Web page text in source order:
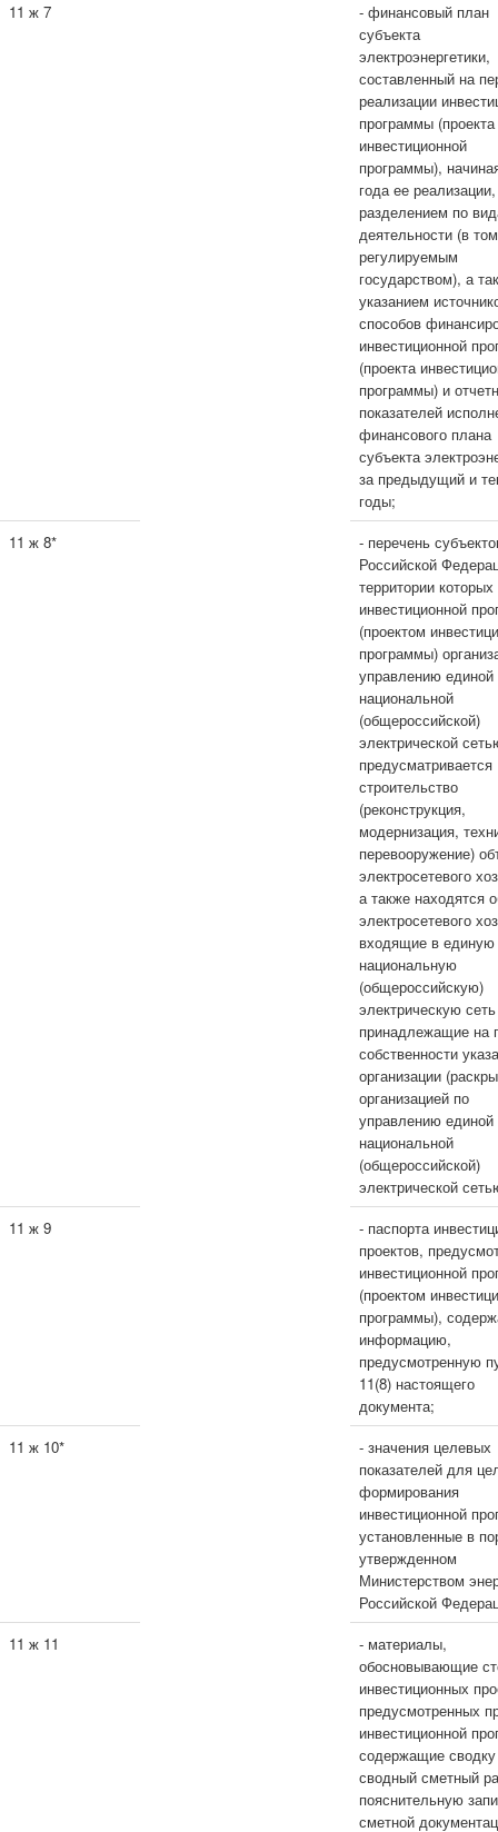
11 ж 7
- финансовый план
субъекта
электроэнергетики,
составленный на
реализации
программы (проекта
инвестиционной
программы),
года ее
разделением по
деятельности (в
регулируемым
государством), а
указанием
способов
инвестиционной
(проекта
программы) и
показателей
финансового плана
субъекта
за предыдущий и
годы;
11 ж 8*
- перечень
Российской
территории которых
инвестиционной
(проектом
программы)
управлению единой
национальной
(общероссийской)
электрической
предусматривается
строительство
(реконструкция,
модернизация,
перевооружение)
электросетевого
а также находятся
электросетевого
входящие в единую
национальную
(общероссийскую)
электрическую
принадлежащие на
собственности
организации
организацией по
управлению единой
национальной
(общероссийской)
электрической
11 ж 9
- паспорта
проектов,
инвестиционной
(проектом
программы),
информацию,
предусмотренную
11(8) настоящего
документа;
11 ж 10*
- значения целевых
показателей для
формирования
инвестиционной
установленные в
утвержденном
Министерством
Российской
11 ж 11
- материалы,
обосновывающие
инвестиционных
предусмотренных
инвестиционной
содержащие сводку
сводный сметный
пояснительную
сметной